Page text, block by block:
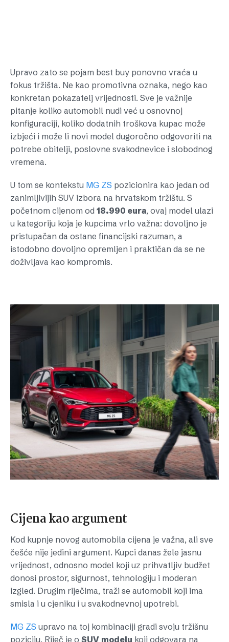
Upravo zato se pojam best buy ponovno vraća u
fokus tržišta. Ne kao promotivna oznaka, nego kao
konkretan pokazatelj vrijednosti. Sve je važnije
pitanje koliko automobil nudi već u osnovnoj
konfiguraciji, koliko dodatnih troškova kupac može
izbjeći i može li novi model dugoročno odgovoriti na
potrebe obitelji, poslovne svakodnevice i slobodnog
vremena.
U tom se kontekstu MG ZS pozicionira kao jedan od
zanimljivijih SUV izbora na hrvatskom tržištu. S
početnom cijenom od 18.990 eura, ovaj model ulazi
u kategoriju koja je kupcima vrlo važna: dovoljno je
pristupačan da ostane financijski razuman, a
istodobno dovoljno opremljen i praktičan da se ne
doživljava kao kompromis.
Cijena kao argument
Kod kupnje novog automobila cijena je važna, ali sve
češće nije jedini argument. Kupci danas žele jasnu
vrijednost, odnosno model koji uz prihvatljiv budžet
donosi prostor, sigurnost, tehnologiju i moderan
izgled. Drugim riječima, traži se automobil koji ima
smisla i u cjeniku i u svakodnevnoj upotrebi.
MG ZS upravo na toj kombinaciji gradi svoju tržišnu
poziciju. Riječ je o SUV modelu koji odgovara na